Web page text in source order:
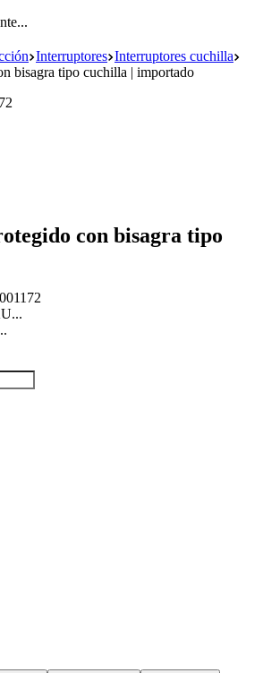
Interruptores Interruptores cuchilla
bisagra tipo cuchilla | importado
con bisagra tipo